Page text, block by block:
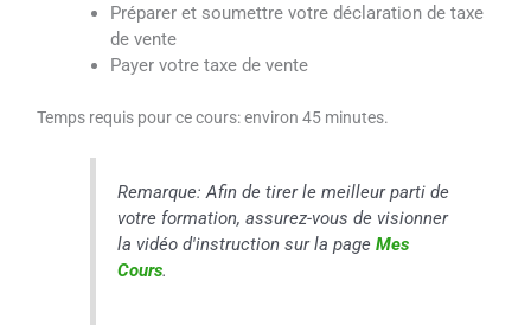
Préparer et soumettre votre déclaration de taxe
de vente
Payer votre taxe de vente
Temps requis pour ce cours: environ 45 minutes.
Remarque: Afin de tirer le meilleur parti de
votre formation, assurez-vous de visionner
la vidéo d'instruction sur la pageMes
Cours.